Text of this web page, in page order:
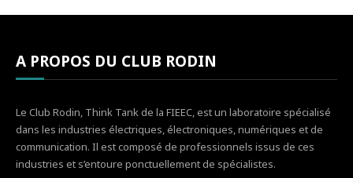
A PROPOS DU CLUB RODIN
Le Club Rodin, Think Tank de la FIEEC, est un laboratoire spécialisé
dans les industries électriques, électroniques, numériques et de
communication. Il est composé de professionnels issus de ces
industries et s’entoure ponctuellement de spécialistes.